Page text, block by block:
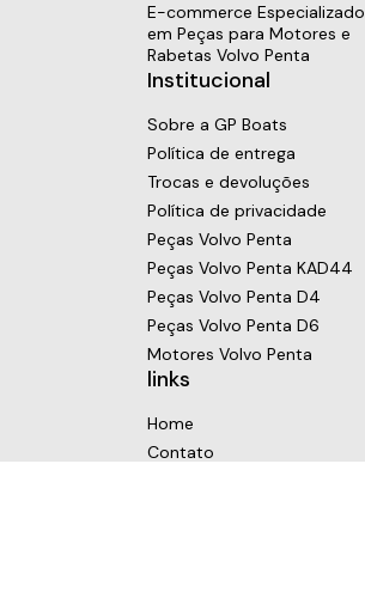
E-commerce Especializado
em Peças para Motores e
Rabetas Volvo Penta
Institucional
Sobre a GP Boats
Política de entrega
Trocas e devoluções
Política de privacidade
Peças Volvo Penta
Peças Volvo Penta KAD44
Peças Volvo Penta D4
Peças Volvo Penta D6
Motores Volvo Penta
links
Home
Contato